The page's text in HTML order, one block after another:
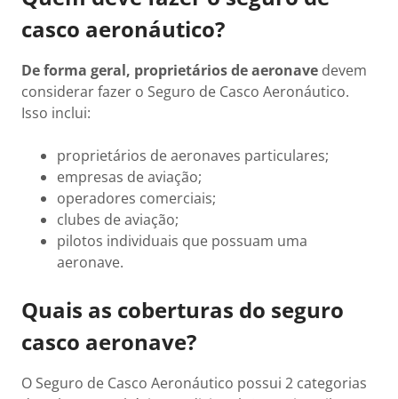
casco aeronáutico?
De forma geral, proprietários de aeronave devem
considerar fazer o Seguro de Casco Aeronáutico.
Isso inclui:
proprietários de aeronaves particulares;
empresas de aviação;
operadores comerciais;
clubes de aviação;
pilotos individuais que possuam uma
aeronave.
Quais as coberturas do seguro
casco aeronave?
O Seguro de Casco Aeronáutico possui 2 categorias